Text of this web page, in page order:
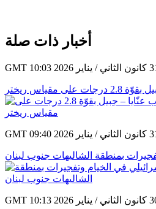
أخبار ذات صلة
مقياس ريختر
بمنطقة الشاليهات جنوب لبنان